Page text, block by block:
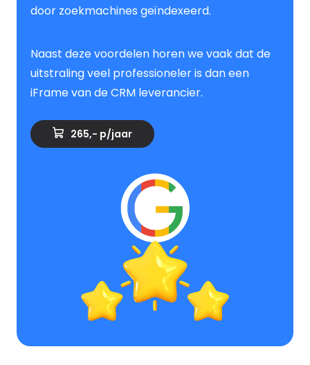
door zoekmachines geïndexeerd.
Naast deze voordelen horen we vaak dat de
uitstraling veel professioneler is dan een
iFrame van de CRM leverancier.
265,- p/jaar